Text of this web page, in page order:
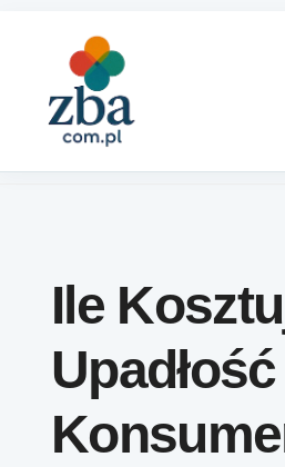
Ile
Upadłość